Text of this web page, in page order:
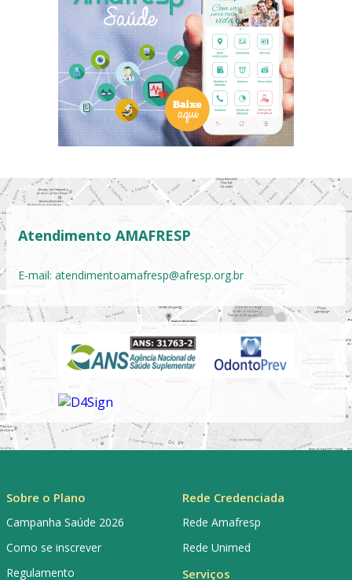
Atendimento AMAFRESP
E-mail: atendimentoamafresp@afresp.org.br
Sobre o Plano
Campanha Saúde 2026
Como se inscrever
Regulamento
Rede Credenciada
Rede Amafresp
Rede Unimed
Serviços